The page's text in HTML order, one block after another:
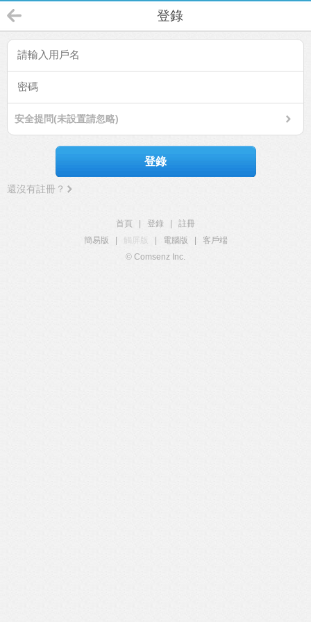
登錄
安全提問(未設置請忽略)
登錄
還沒有註冊？
首頁 登錄
註冊
簡易版
觸屏版 電腦版
客戶端
© Comsenz Inc.